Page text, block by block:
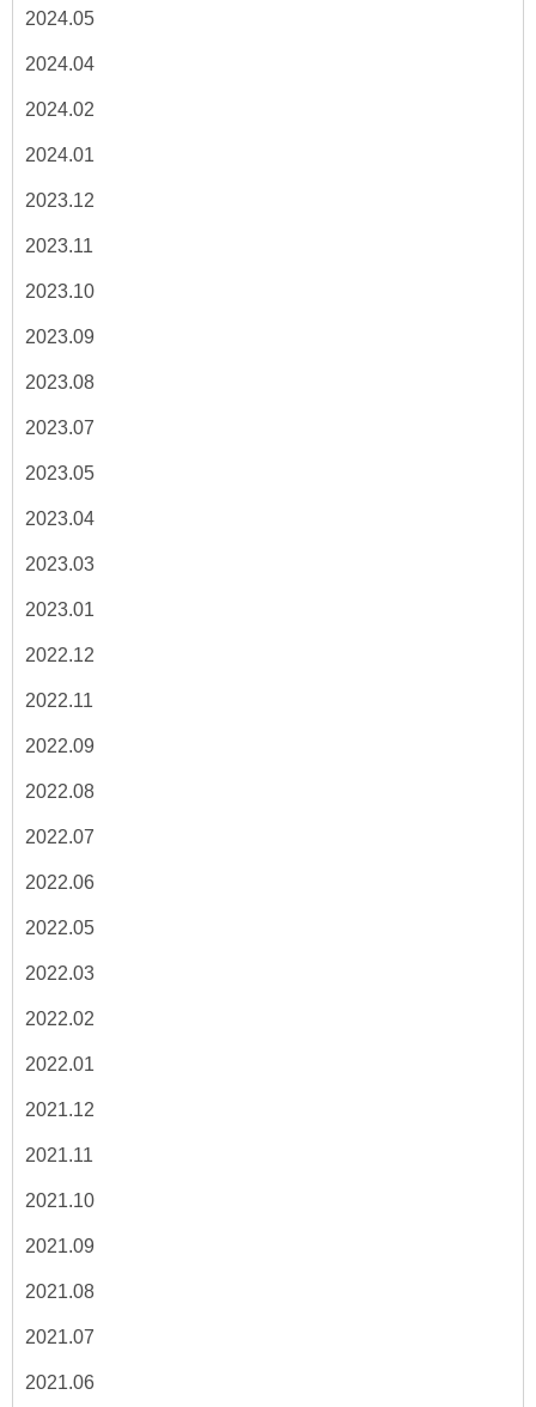
2024.05
2024.04
2024.02
2024.01
2023.12
2023.11
2023.10
2023.09
2023.08
2023.07
2023.05
2023.04
2023.03
2023.01
2022.12
2022.11
2022.09
2022.08
2022.07
2022.06
2022.05
2022.03
2022.02
2022.01
2021.12
2021.11
2021.10
2021.09
2021.08
2021.07
2021.06